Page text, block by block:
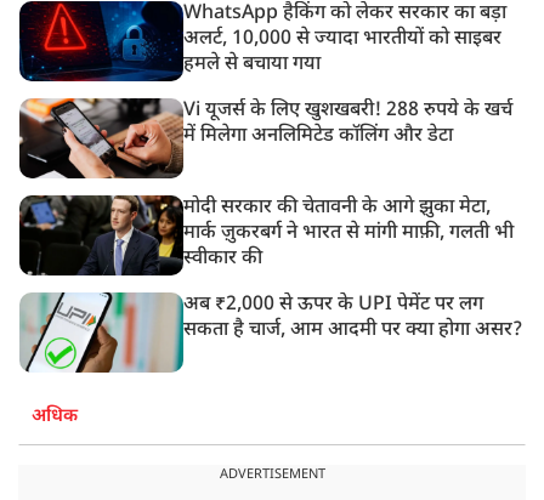
WhatsApp हैकिंग को लेकर सरकार का बड़ा
अलर्ट, 10,000 से ज्यादा भारतीयों को साइबर
हमले से बचाया गया
Vi यूजर्स के लिए खुशखबरी! 288 रुपये के खर्च
में मिलेगा अनलिमिटेड कॉलिंग और डेटा
मोदी सरकार की चेतावनी के आगे झुका मेटा,
मार्क ज़ुकरबर्ग ने भारत से मांगी माफ़ी, गलती भी
स्वीकार की
अब ₹2,000 से ऊपर के UPI पेमेंट पर लग
सकता है चार्ज, आम आदमी पर क्या होगा असर?
अधिक
ADVERTISEMENT